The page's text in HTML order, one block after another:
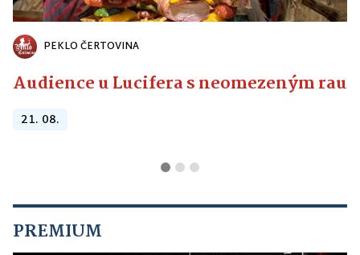
PEKLO ČERTOVINA
Audience u Lucifera s neomezeným
21. 08.
PREMIUM